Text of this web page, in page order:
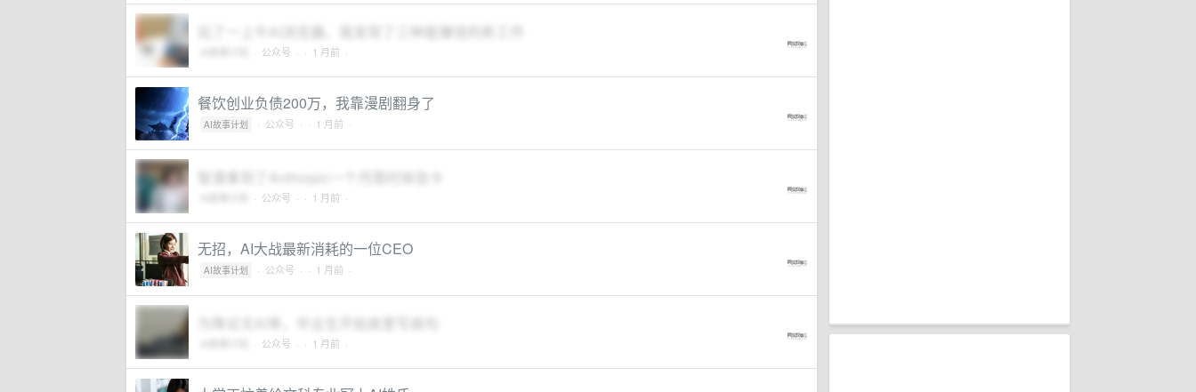
玩了一上午AI浏览器，我发现了三种能赚钱的新工作
· 公众号 · · 1 月前 ·
餐饮创业负债200万，我靠漫剧翻身了
AI故事计划 · 公众号 · · 1 月前 ·
智谱拿到了Anthropic一个月限时体验卡
· 公众号 · · 1 月前 ·
无招，AI大战最新消耗的一位CEO
AI故事计划 · 公众号 · · 1 月前 ·
· 公众号 · · 1 月前 ·